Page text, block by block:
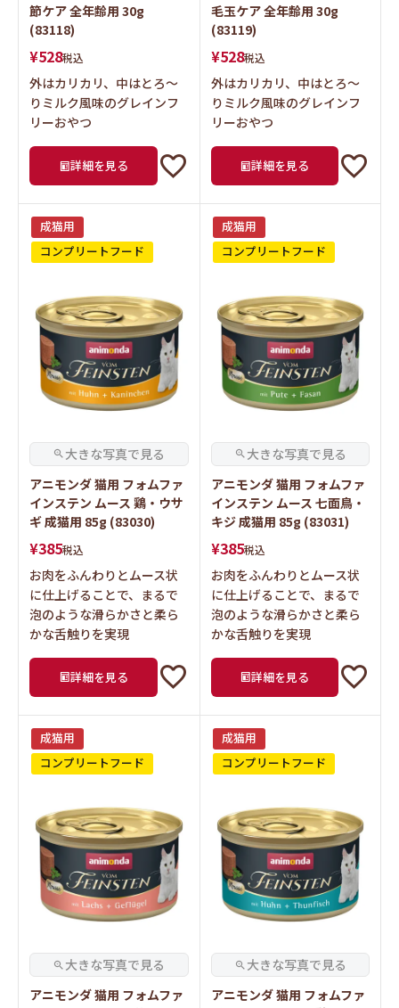
¥528 税込
りミルク風味のグレインフ
リーおやつ
詳細を見る
¥528税込
りミルク風味のグレインフ
リーおやつ
詳細を見る
成猫用
アニモンダ 猫用 フォムファ
インステン ムース 鶏・ウサ
ギ 成猫用 85g (83030)
¥ 385税込
お肉をふんわりとムース状
に仕上げることで、まるで
泡のような滑らかさと柔ら
かな舌触りを実現
詳細を見る
成猫用
アニモンダ 猫用 フォムファ
インステン ムース 七面鳥・
キジ 成猫用 85g (83031)
¥385税込
お肉をふんわりとムース状
に仕上げることで、まるで
泡のような滑らかさと柔ら
かな舌触りを実現
詳細を見る
成猫用
アニモンダ 猫用 フォムファ
インステン ムース サーモ
ン・鳥 成猫用 85g (83032)
成猫用
アニモンダ 猫用 フォムファ
インステン ムース 鶏・ツナ
成猫用 85g (83033)